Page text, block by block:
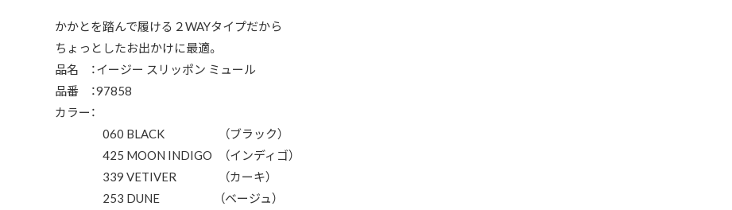
かかとを踏んで履ける２WAYタイプだから
ちょっとしたお出かけに最適。
品名 ：イージー スリッポン ミュール
品番 ：97858
カラー：
060 BLACK （ブラック）
425 MOON INDIGO （インディゴ）
339 VETIVER （カーキ）
253 DUNE （ベージュ）